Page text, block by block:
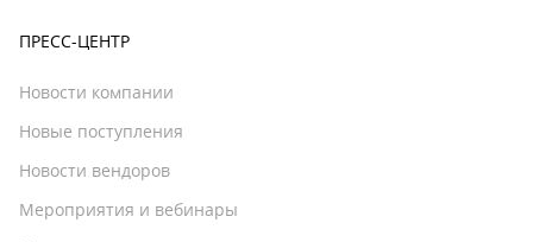
ПРЕСС-ЦЕНТР
Новости компании
Новые поступления
Новости вендоров
Мероприятия и вебинары